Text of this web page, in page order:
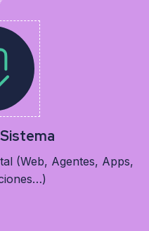
(Web, Agentes, Apps,